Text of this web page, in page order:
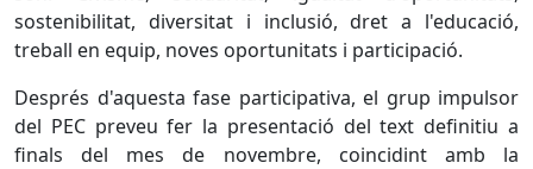
sostenibilitat, diversitat i inclusió, dret a l'educació,
treball en equip, noves oportunitats i participació.
Després d'aquesta fase participativa, el grup impulsor
del PEC preveu fer la presentació del text definitiu a
finals del mes de novembre, coincidint amb la